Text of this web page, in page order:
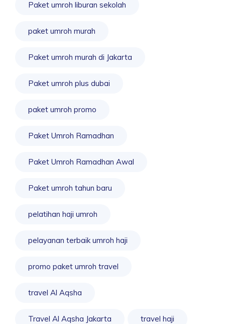
Paket umroh liburan sekolah
paket umroh murah
Paket umroh murah di Jakarta
Paket umroh plus dubai
paket umroh promo
Paket Umroh Ramadhan
Paket Umroh Ramadhan Awal
Paket umroh tahun baru
pelatihan haji umroh
pelayanan terbaik umroh haji
promo paket umroh travel
travel Al Aqsha
Travel Al Aqsha Jakarta travel haji